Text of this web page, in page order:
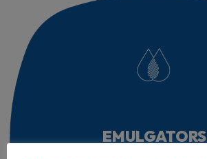
EMULGATORS